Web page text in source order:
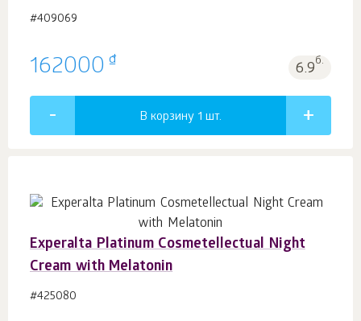
#409069
162000 ₫ 6.9б.
В корзину 1 шт.
Experalta Platinum Cosmetellectual Night
Cream with Melatonin
#425080